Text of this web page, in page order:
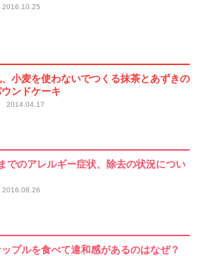
2016.10.25
小麦を使わないでつくる抹茶とあずきの
ンドケーキ
2014.04.17
でのアレルギー症状、除去の状況につい
2016.08.26
プルを食べて違和感があるのはなぜ？